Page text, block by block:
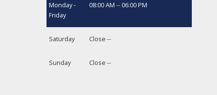
Monday -
Friday
08:00 AM -- 06:00 PM
Saturday Close --
Sunday Close --